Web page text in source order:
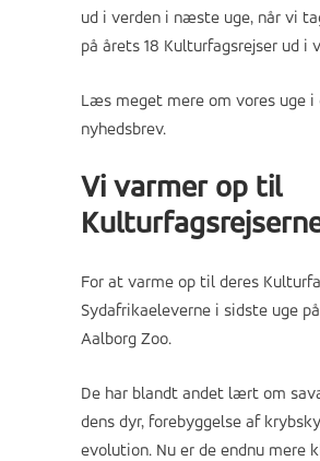
ud i verden i næste uge, når vi
på årets 18 Kulturfagsrejser ud i
Læs meget mere om vores uge i
nyhedsbrev.
Vi varmer op til
For at varme op til deres
Sydafrikaeleverne i sidste uge
Aalborg Zoo.
De har blandt andet lært om
dens dyr, forebyggelse af
evolution. Nu er de endnu mere